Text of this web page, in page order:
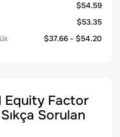
$54.59
$53.35
$37.66 - $54.20
Equity Factor
Sorulan